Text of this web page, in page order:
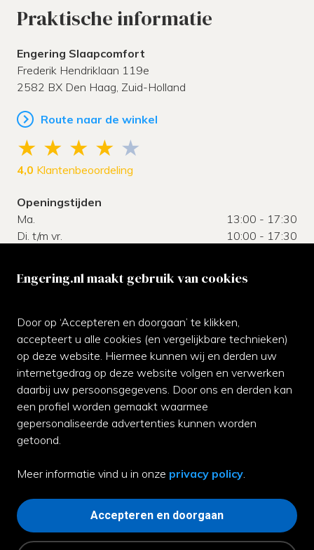
Praktische informatie
Engering Slaapcomfort
Frederik Hendriklaan 119e
2582 BX Den Haag, Zuid-Holland
Route naar de winkel
4,0 Klantenbeoordeling
Openingstijden
Ma.
13:00 - 17:30
Di. t/m vr.
10:00 - 17:30
Klantenservice
Neem gerust contact met ons op of kom langs bij de
winkel.
070-3542811
Whatsapp ons
Facebook
Engering.nl maakt gebruik van cookies
Door op ‘Accepteren en doorgaan’ te klikken,
accepteert u alle cookies (en vergelijkbare technieken)
op deze website. Hiermee kunnen wij en derden uw
internetgedrag op deze website volgen en verwerken
daarbij uw persoonsgegevens. Door ons en derden kan
een profiel worden gemaakt waarmee
gepersonaliseerde advertenties kunnen worden
getoond.
Meer informatie vind u in onze privacy policy.
Accepteren en doorgaan